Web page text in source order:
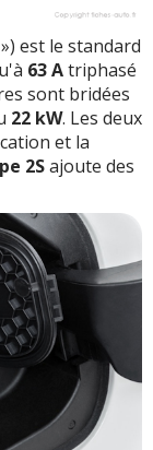
est le standard
63 Atriphasé
sont bridées
22 kW. Les deux
et la
2Sajoute des